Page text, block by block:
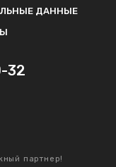
ДАННЫЕ
32
партнер!